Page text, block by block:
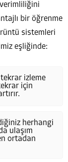
bir öğrenme
sistemleri
eşliğinde:
tekrar izleme
için
herhangi
ulaşım
ortadan